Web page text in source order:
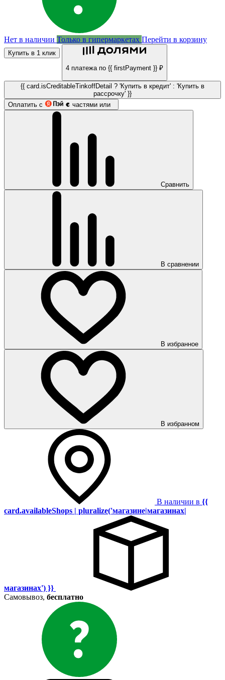
Нет в наличии Только в гипермаркетах Перейти в корзину
Купить в 1 клик
4 платежа по {{ firstPayment }} ₽
{{ card.isCreditableTinkoffDetail ? 'Купить в кредит' : 'Купить в
рассрочку' }}
Оплатить с
частями или
Сравнить
В сравнении
В избранное
В избранном
В наличии в {{
card.availableShops | pluralize('магазине|магазинах|
магазинах') }}
Самовывоз, бесплатно